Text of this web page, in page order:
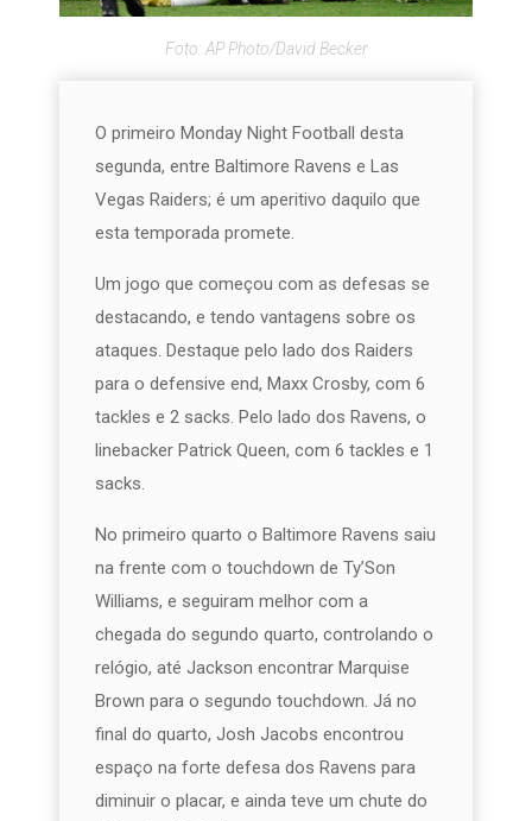
Foto: AP Photo/David Becker
O primeiro Monday Night Football desta
segunda, entre Baltimore Ravens e Las
Vegas Raiders; é um aperitivo daquilo que
esta temporada promete.
Um jogo que começou com as defesas se
destacando, e tendo vantagens sobre os
ataques. Destaque pelo lado dos Raiders
para o defensive end, Maxx Crosby, com 6
tackles e 2 sacks. Pelo lado dos Ravens, o
linebacker Patrick Queen, com 6 tackles e 1
sacks.
No primeiro quarto o Baltimore Ravens saiu
na frente com o touchdown de Ty’Son
Williams, e seguiram melhor com a
chegada do segundo quarto, controlando o
relógio, até Jackson encontrar Marquise
Brown para o segundo touchdown. Já no
final do quarto, Josh Jacobs encontrou
espaço na forte defesa dos Ravens para
diminuir o placar, e ainda teve um chute do